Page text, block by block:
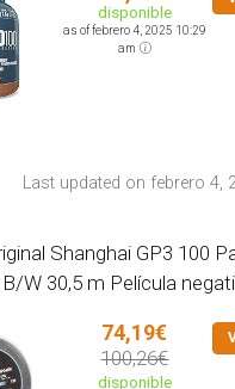
disponible
as of febrero 4, 2025 10:29
am
Last updated on febrero 4,
Shanghai GP3 100
W 30,5 m Película
74,19€
100,26€
disponible